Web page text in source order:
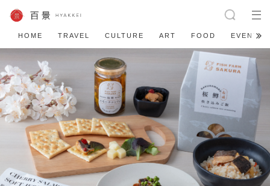
HOME TRAVEL CULTURE ART FOOD EVENT